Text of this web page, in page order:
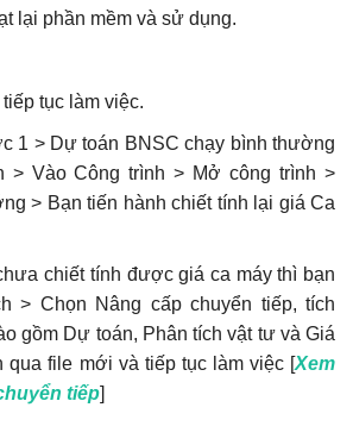
bản Số: 5787/TCĐBVN-QLBTĐB: Phân
Nẵng: Quyết định 152-153/QĐ-SXD Công
đơn giá NC & MTC năm 2026
Tiệp 0981757527 12 Thg 2, 2026 0 115
Lỗi font chữ loằng ngoằng, Kích hoạt
in LockXLS Runtime
Tiệp 0981757527 24 Thg 12, 2019 0 112
XD TP.HCM: Hướng dẫn áp dụng Đơn giá
lại phần mềm và sử dụng.
tục làm việc.
1 > Dự toán BNSC chạy bình thường
> Vào Công trình > Mở công trình >
> Bạn tiến hành chiết tính lại giá Ca
chiết tính được giá ca máy thì bạn
> Chọn Nâng cấp chuyển tiếp, tích
gồm Dự toán, Phân tích vật tư và Giá
qua file mới và tiếp tục làm việc [Xem
tiếp]